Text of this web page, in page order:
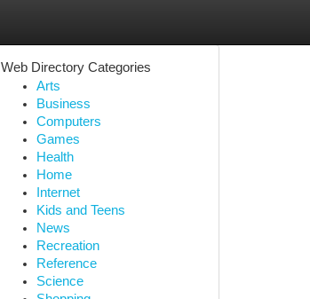
Web Directory Categories
Arts
Business
Computers
Games
Health
Home
Internet
Kids and Teens
News
Recreation
Reference
Science